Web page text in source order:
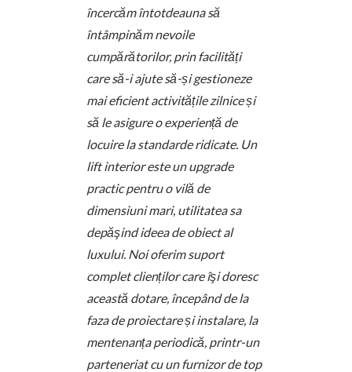
încercăm întotdeauna să
întâmpinăm nevoile
cumpărătorilor, prin facilități
care să-i ajute să-și gestioneze
mai eficient activitățile zilnice și
să le asigure o experiență de
locuire la standarde ridicate. Un
lift interior este un upgrade
practic pentru o vilă de
dimensiuni mari, utilitatea sa
depăşind ideea de obiect al
luxului. Noi oferim suport
complet clienților care îşi doresc
această dotare, începând de la
faza de proiectare și instalare, la
mentenanța periodică, printr-un
parteneriat cu un furnizor de top